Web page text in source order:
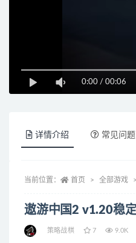
0:00 / 00:06
详情介绍 常见问题
当前位置： 首页 全部游戏
遨游中国2 v1.20稳
策略战棋 7 9.0K